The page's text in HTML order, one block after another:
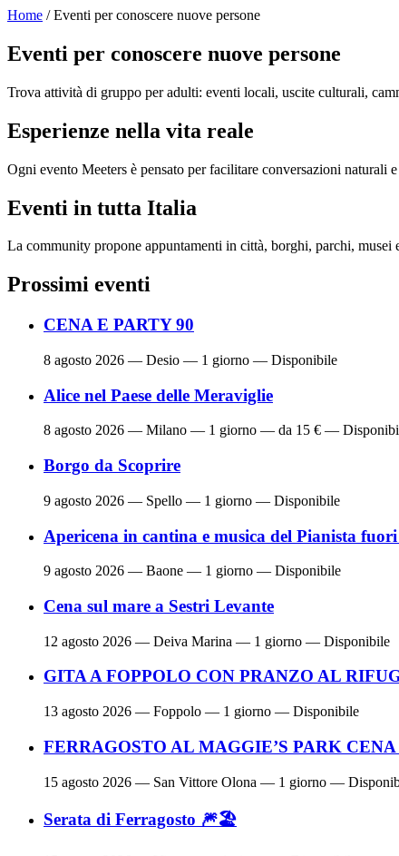
Home / Eventi per conoscere nuove persone
Eventi per conoscere nuove persone
Trova attività di gruppo per adulti: eventi locali, uscite culturali,
Esperienze nella vita reale
Ogni evento Meeters è pensato per facilitare conversazioni naturali
Eventi in tutta Italia
La community propone appuntamenti in città, borghi, parchi, musei
Prossimi eventi
CENA E PARTY 90
8 agosto 2026 — Desio — 1 giorno — Disponibile
Alice nel Paese delle Meraviglie
8 agosto 2026 — Milano — 1 giorno — da 15 € —
Borgo da Scoprire
9 agosto 2026 — Spello — 1 giorno — Disponibile
Apericena in cantina e musica del Pianista
9 agosto 2026 — Baone — 1 giorno — Disponibile
Cena sul mare a Sestri Levante
12 agosto 2026 — Deiva Marina — 1 giorno — Disponibile
GITA A FOPPOLO CON PRANZO AL
13 agosto 2026 — Foppolo — 1 giorno — Disponibile
FERRAGOSTO AL MAGGIE’S PARK
15 agosto 2026 — San Vittore Olona — 1 giorno —
Serata di Ferragosto 🎆🏖